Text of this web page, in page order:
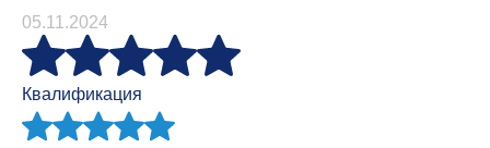
05.11.2024
Квалификация